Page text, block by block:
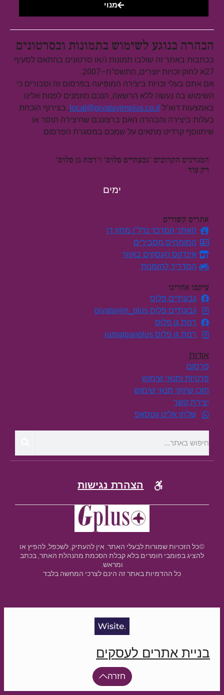
מנוי
הבהרה בנוגע לשימוש בתמונות ובסרטונים
בכתבות באתר זה שולבו תמונות ו/או סרטונים בהתאם לסעיף
27א לחוק זכויות יוצרים, התשס"ח–2007.
אם אתם בעלי זכויות ביצירה המופיעה בפרסום זה וסבורים כי
השימוש בה נעשה ללא הרשאה, הנכם מוזמנים לפנות אלינו
באמצעות דוא"ל local@givatayimplus.co.il , בצירוף הוכחת
בעלות ביצירה והבהרה האם ברצונכם שהיצירה תוסר או
שיתווסף קרדיט מתאים על שמכם במסגרת הפרסום
המגזינים הקרובים 'גבעתיים פלוס' ו'רמת גן פלוס'
רק עוד
ימים
אתרים קשורים
האתר המרכזי נדל"ן מחוז דן
המומחים מסבירים
אינדקס העסקים באזור
המדריך להזמנות
עיקבו אחרינו
גבעתיים פלוס
גבעתיים פלוס givatayim_plus
רמת גן פלוס
רמת גן פלוס ramatganplus
אודות
פרסום
פרטיות ותנאי שימוש
תוכן שיווקי תנאי שימוש
יצירת קשר
שלחו אלינו ווטסאפ
הצהרת נגישות
©כל הזכויות שמורות לבעלי האתר. אין להעתיק, לשכפל, להפיץ או
להציג בפומבי חומרים בלא קבלת הסכמת מהנהלת האתר, בכתב
ומראש.
כל ההדמיות באתר זה הינם לצרכי המחשה בלבד
בניית אתרים לעסקים
חזרה